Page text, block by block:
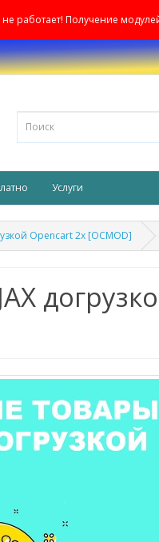
работает! Получение
Услуги
Opencart 2x [OCMOD]